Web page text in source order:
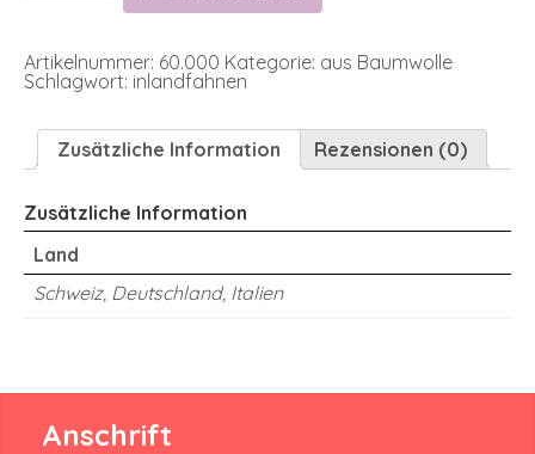
Artikelnummer: 60.000 Kategorie: aus Baumwolle
Schlagwort: inlandfahnen
Zusätzliche Information Rezensionen (0)
Zusätzliche Information
Land
Schweiz, Deutschland, Italien
Anschrift